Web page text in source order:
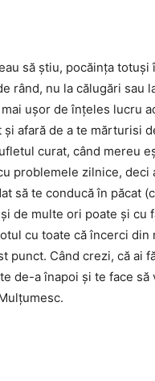
să ştiu, pocăinţa totuşi
rând, nu la călugări sau
uşor de înţeles lucru
afară de a te mărturisi
curat, când mereu
problemele zilnice, deci
să te conducă în păcat
de multe ori poate şi cu
cu toate că încerci din
punct. Când crezi, că ai
de-a înapoi şi te face să